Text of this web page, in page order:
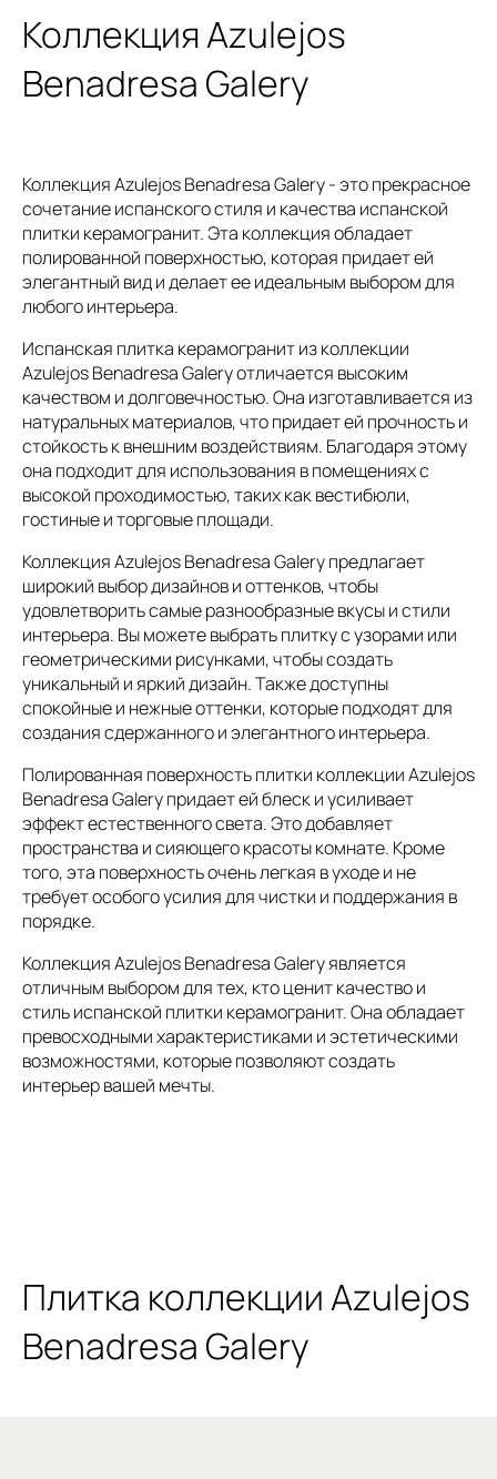
Коллекция Azulejos
Benadresa Galery
Коллекция Azulejos Benadresa Galery - это прекрасное
сочетание испанского стиля и качества испанской
плитки керамогранит. Эта коллекция обладает
полированной поверхностью, которая придает ей
элегантный вид и делает ее идеальным выбором для
любого интерьера.
Испанская плитка керамогранит из коллекции
Azulejos Benadresa Galery отличается высоким
качеством и долговечностью. Она изготавливается из
натуральных материалов, что придает ей прочность и
стойкость к внешним воздействиям. Благодаря этому
она подходит для использования в помещениях с
высокой проходимостью, таких как вестибюли,
гостиные и торговые площади.
Коллекция Azulejos Benadresa Galery предлагает
широкий выбор дизайнов и оттенков, чтобы
удовлетворить самые разнообразные вкусы и стили
интерьера. Вы можете выбрать плитку с узорами или
геометрическими рисунками, чтобы создать
уникальный и яркий дизайн. Также доступны
спокойные и нежные оттенки, которые подходят для
создания сдержанного и элегантного интерьера.
Полированная поверхность плитки коллекции Azulejos
Benadresa Galery придает ей блеск и усиливает
эффект естественного света. Это добавляет
пространства и сияющего красоты комнате. Кроме
того, эта поверхность очень легкая в уходе и не
требует особого усилия для чистки и поддержания в
порядке.
Коллекция Azulejos Benadresa Galery является
отличным выбором для тех, кто ценит качество и
стиль испанской плитки керамогранит. Она обладает
превосходными характеристиками и эстетическими
возможностями, которые позволяют создать
интерьер вашей мечты.
Плитка коллекции Azulejos
Benadresa Galery